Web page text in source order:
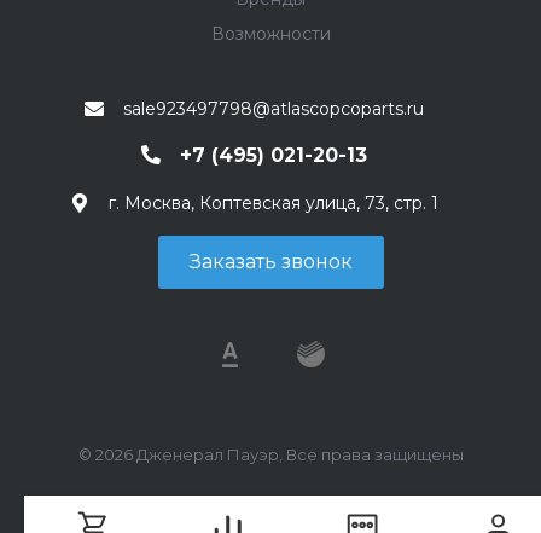
Возможности
sale923497798@atlascopcoparts.ru
+7 (495) 021-20-13
г. Москва, Коптевская улица, 73, стр. 1
Заказать звонок
© 2026 Дженерал Пауэр, Все права защищены